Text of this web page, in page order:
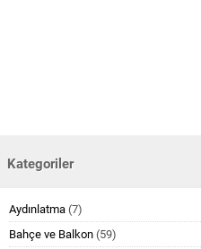
Kategoriler
Aydınlatma (7)
Bahçe ve Balkon (59)